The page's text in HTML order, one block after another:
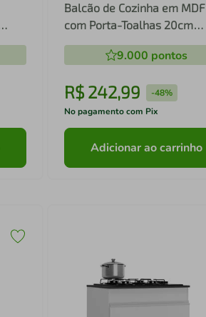
Balcão de Cozinha em MDF
com Porta-Toalhas 20cm
Multimóveis CR20430
9.000 pontos
R$ 242,99 -48%
No pagamento com Pix
Adicionar ao carrinho